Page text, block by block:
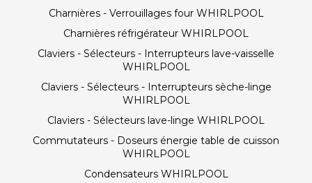
Charnières - Verrouillages four WHIRLPOOL
Charnières réfrigérateur WHIRLPOOL
Claviers - Sélecteurs - Interrupteurs lave-vaisselle
WHIRLPOOL
Claviers - Sélecteurs - Interrupteurs sèche-linge
WHIRLPOOL
Claviers - Sélecteurs lave-linge WHIRLPOOL
Commutateurs - Doseurs énergie table de cuisson
WHIRLPOOL
Condensateurs WHIRLPOOL